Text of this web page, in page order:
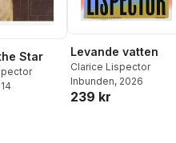
Star Levande vatten
Clarice Lispector
Inbunden, 2026
239 kr